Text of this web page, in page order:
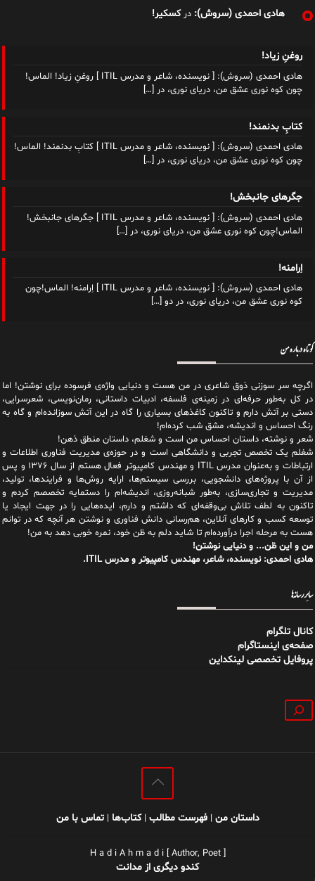
هادی احمدی (سروش): درکسکیر!
روغنِ زیاد!
هادی احمدی (سروش): [ نویسنده، شاعر و مدرس ITIL ] روغنِ زیاد! الماس!
چون کوه نوری عشق من، دریای نوری، در […]
کتابِ بدنمند!
هادی احمدی (سروش): [ نویسنده، شاعر و مدرس ITIL ] کتابِ بدنمند! الماس!
چون کوه نوری عشق من، دریای نوری، در […]
جگرهای جانبخش!
هادی احمدی (سروش): [ نویسنده، شاعر و مدرس ITIL ] جگرهای جانبخش!
الماس!چون کوه نوری عشق من، دریای نوری، در […]
اِرامنه!
هادی احمدی (سروش): [ نویسنده، شاعر و مدرس ITIL ] اِرامنه! الماس!چون
کوه نوری عشق من، دریای نوری، در دو […]
کوتاه درباره من
اگرچه سر سوزنی ذوق شاعری در من هست و دنیایی واژه‌‌ی فرسوده برای نوشتن! اما
در کل به‌طور حرفه‌ای در زمینه‌ی فلسفه، ادبیات داستانی، رمان‌نویسی، شعرسرایی،
دستی بر آتش دارم و تاکنون کاغذهای بسیاری را گاه در این آتش سوزانده‌ام و گاه به
رنگ احساس و اندیشه، مشق شب کرده‌ام!
شعر و نوشته، داستان احساس من است و شغلم، داستان منطق ذهن!
شغلم یک تخصص تجربی و دانشگاهی است و در حوزه‌ی مدیریت فناوری اطلاعات و
ارتباطات و به‌عنوان مدرس ITIL و مهندس کامپیوتر فعال هستم از سال ۱۳۷۶ و پس
از آن با پروژه‌های دانشجویی، بررسی سیستم‌ها، ارایه روش‌ها و فرایندها، تولید،
مدیریت و تجاری‌سازی، به‌طور شبانه‌روزی، اندیشه‌ام را دستمایه تخصصم کردم و
تاکنون به لطف تلاش بی‌وقفه‌ای که داشتم و دارم، اید‌ه‌هایی را در جهت ایجاد یا
توسعه کسب و کارهای آنلاین، هم‌رسانی دانش فناوری و نوشتن هر آنچه که در توانم
هست به مرحله اجرا درآورده‌ام تا شاید دلم به ظن خود، نمره خوبی دهد به من!
من و این ظن... و دنیایی نوشتن!
هادی احمدی: نویسنده، شاعر، مهندس کامپیوتر و مدرس ITIL.
سایر رسانه‌ها
کانال تلگرام
صفحه‌ی اینستاگرام
پروفایل تخصصی لینکداین
جستجو
داستان من |فهرست مطالب |کتاب‌ها |تماس با من
H a d i A h m a d i [ Author, Poet ]
کندو دیگری از مدانت